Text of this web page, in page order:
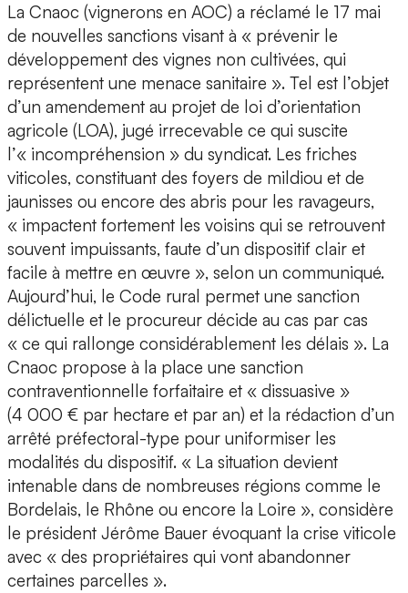
La Cnaoc (vignerons en AOC) a réclamé le 17 mai
de nouvelles sanctions visant à « prévenir le
développement des vignes non cultivées, qui
représentent une menace sanitaire ». Tel est l’objet
d’un amendement au projet de loi d’orientation
agricole (LOA), jugé irrecevable ce qui suscite
l’« incompréhension » du syndicat. Les friches
viticoles, constituant des foyers de mildiou et de
jaunisses ou encore des abris pour les ravageurs,
« impactent fortement les voisins qui se retrouvent
souvent impuissants, faute d’un dispositif clair et
facile à mettre en œuvre », selon un communiqué.
Aujourd’hui, le Code rural permet une sanction
délictuelle et le procureur décide au cas par cas
« ce qui rallonge considérablement les délais ». La
Cnaoc propose à la place une sanction
contraventionnelle forfaitaire et « dissuasive »
(4 000 € par hectare et par an) et la rédaction d’un
arrêté préfectoral-type pour uniformiser les
modalités du dispositif. « La situation devient
intenable dans de nombreuses régions comme le
Bordelais, le Rhône ou encore la Loire », considère
le président Jérôme Bauer évoquant la crise viticole
avec « des propriétaires qui vont abandonner
certaines parcelles ».